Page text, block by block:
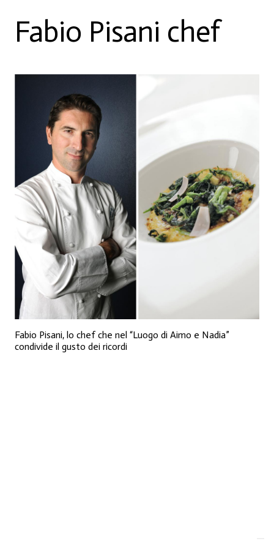
Fabio Pisani chef
Fabio Pisani, lo chef che nel “Luogo di Aimo e Nadia”
condivide il gusto dei ricordi